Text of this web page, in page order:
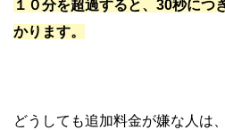
１０分を超過すると、30秒につ
かります。
どうしても追加料金が嫌な人は